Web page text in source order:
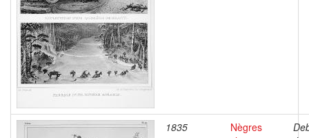
1835
Nègres